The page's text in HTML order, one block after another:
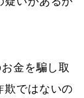
金を騙し取
欺ではないの